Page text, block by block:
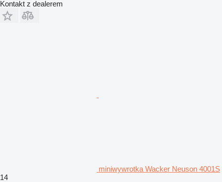
Kontakt z dealerem
miniwywrotka Wacker Neuson 4001S
14